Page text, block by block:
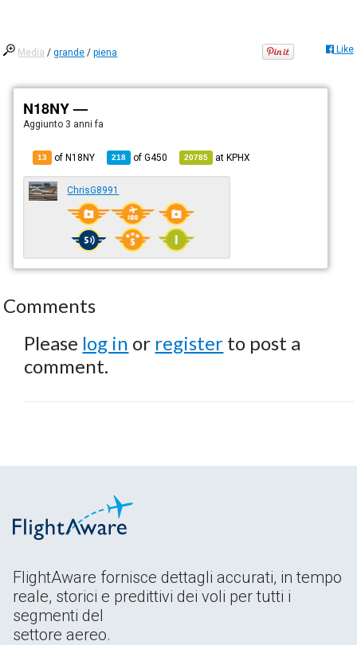
Media /grande /piena Like
N18NY —
Aggiunto 3 anni fa
13 of N18NY 218 ofG450 20785 atKPHX
ChrisG8991
Comments
Please log in or register to post a
comment.
FlightAware fornisce dettagli accurati, in tempo
reale, storici e predittivi dei voli per tutti i
segmenti del
settore aereo.